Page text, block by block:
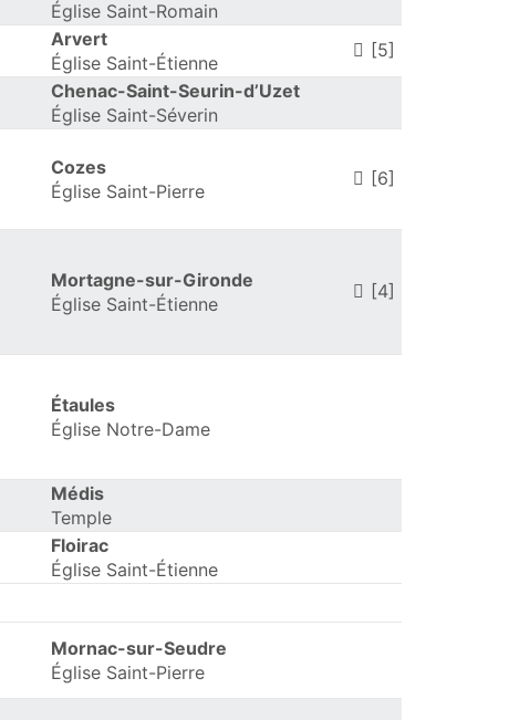
Église Saint-Romain
Arvert
Église Saint-Étienne
[5]
Chenac-Saint-Seurin-d’Uzet
Église Saint-Séverin
Cozes
Église Saint-Pierre
[6]
Mortagne-sur-Gironde
Église Saint-Étienne
[4]
Étaules
Église Notre-Dame
Médis
Temple
Floirac
Église Saint-Étienne
Mornac-sur-Seudre
Église Saint-Pierre